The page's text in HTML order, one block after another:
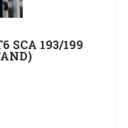
SCA 193/199